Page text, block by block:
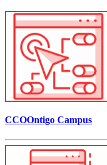
CCOOntigo Campus